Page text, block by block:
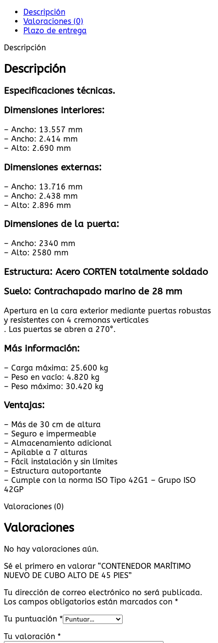
Descripción
Valoraciones (0)
Plazo de entrega
Descripción
Descripción
Especificaciones técnicas.
Dimensiones interiores:
– Ancho: 13.557 mm
– Ancho: 2.414 mm
– Alto: 2.690 mm
Dimensiones externas:
– Ancho: 13.716 mm
– Ancho: 2.438 mm
– Alto: 2.896 mm
Dimensiones de la puerta:
– Ancho: 2340 mm
– Alto: 2580 mm
Estructura: Acero CORTEN totalmente soldado
Suelo: Contrachapado marino de 28 mm
Apertura en la cara exterior mediante puertas robustas
y resistentes con 4 cremonas verticales
. Las puertas se abren a 270°.
Más información:
– Carga máxima: 25.600 kg
– Peso en vacío: 4.820 kg
– Peso máximo: 30.420 kg
Ventajas:
– Más de 30 cm de altura
– Seguro e impermeable
– Almacenamiento adicional
– Apilable a 7 alturas
– Fácil instalación y sin límites
– Estructura autoportante
– Cumple con la norma ISO Tipo 42G1 – Grupo ISO
42GP
Valoraciones (0)
Valoraciones
No hay valoraciones aún.
Sé el primero en valorar “CONTENEDOR MARÍTIMO
NUEVO DE CUBO ALTO DE 45 PIES”
Tu dirección de correo electrónico no será publicada.
Los campos obligatorios están marcados con *
Tu puntuación *
Tu valoración *